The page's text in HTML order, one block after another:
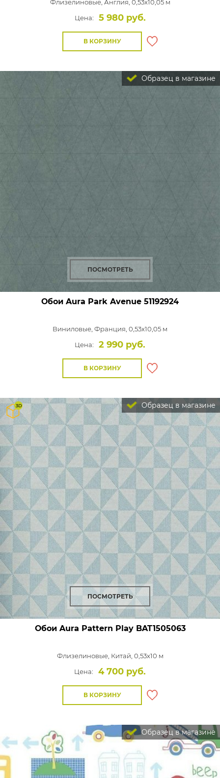
Флизелиновые, Англия, 0,53x10,05 м
Цена:
5 980 руб.
В КОРЗИНУ
Образец в магазине
ПОСМОТРЕТЬ
Обои Aura Park Avenue 51192924
Виниловые, Франция, 0,53x10,05 м
Цена:
2 990 руб.
В КОРЗИНУ
Образец в магазине
ПОСМОТРЕТЬ
Обои Aura Pattern PlayBAT1505063
Флизелиновые, Китай, 0,53x10 м
Цена:
4 700 руб.
В КОРЗИНУ
Образец в магазине